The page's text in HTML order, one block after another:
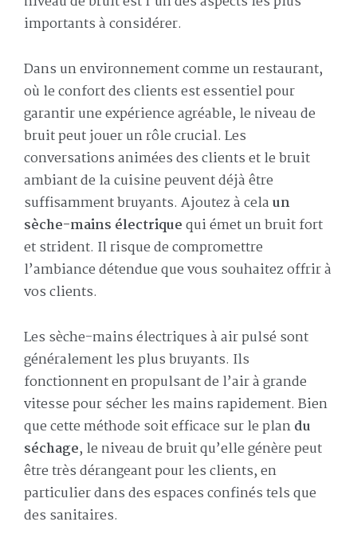
importants à considérer.
Dans un environnement comme un restaurant,
où le confort des clients est essentiel pour
garantir une expérience agréable, le niveau de
bruit peut jouer un rôle crucial. Les
conversations animées des clients et le bruit
ambiant de la cuisine peuvent déjà être
suffisamment bruyants. Ajoutez à celaun
sèche-mains électriquequi émet un bruit fort
et strident. Il risque de compromettre
l’ambiance détendue que vous souhaitez offrir à
vos clients.
Les sèche-mains électriques à air pulsé sont
généralement les plus bruyants. Ils
fonctionnent en propulsant de l’air à grande
vitesse pour sécher les mains rapidement. Bien
que cette méthode soit efficace sur le plandu
séchage, le niveau de bruit qu’elle génère peut
être très dérangeant pour les clients, en
particulier dans des espaces confinés tels que
des sanitaires.